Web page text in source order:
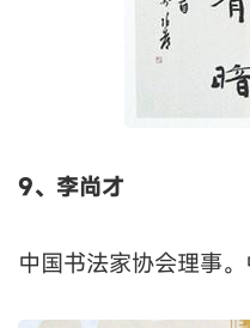
9、李尚才
中国书法家协会理事